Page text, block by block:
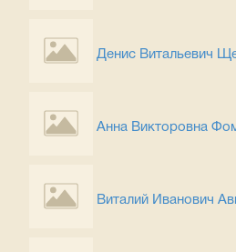
Денис Витальевич
Анна Викторовна
Виталий Иванович